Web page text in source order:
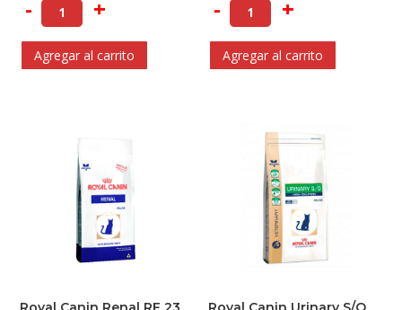
- +
Agregar al carrito
- +
Agregar al carrito